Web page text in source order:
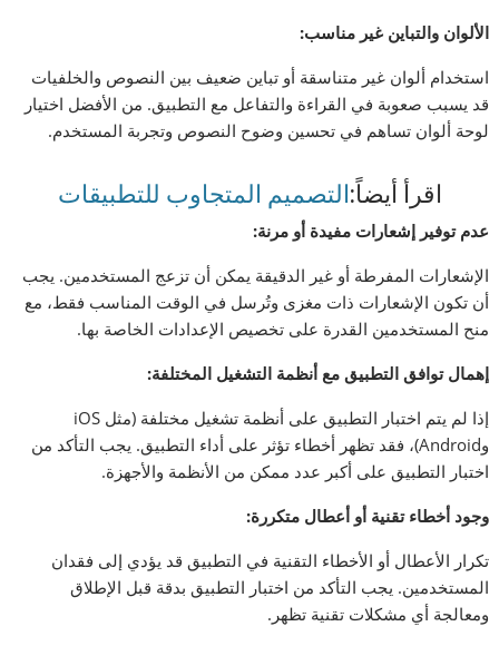
الألوان والتباين غير مناسب:
استخدام ألوان غير متناسقة أو تباين ضعيف بين النصوص والخلفيات
قد يسبب صعوبة في القراءة والتفاعل مع التطبيق. من الأفضل اختيار
لوحة ألوان تساهم في تحسين وضوح النصوص وتجربة المستخدم.
اقرأ أيضاً:التصميم المتجاوب للتطبيقات
عدم توفير إشعارات مفيدة أو مرنة:
الإشعارات المفرطة أو غير الدقيقة يمكن أن تزعج المستخدمين. يجب
أن تكون الإشعارات ذات مغزى وتُرسل في الوقت المناسب فقط، مع
منح المستخدمين القدرة على تخصيص الإعدادات الخاصة بها.
إهمال توافق التطبيق مع أنظمة التشغيل المختلفة:
إذا لم يتم اختبار التطبيق على أنظمة تشغيل مختلفة (مثل iOS
وAndroid)، فقد تظهر أخطاء تؤثر على أداء التطبيق. يجب التأكد من
اختبار التطبيق على أكبر عدد ممكن من الأنظمة والأجهزة.
وجود أخطاء تقنية أو أعطال متكررة:
تكرار الأعطال أو الأخطاء التقنية في التطبيق قد يؤدي إلى فقدان
المستخدمين. يجب التأكد من اختبار التطبيق بدقة قبل الإطلاق
ومعالجة أي مشكلات تقنية تظهر.